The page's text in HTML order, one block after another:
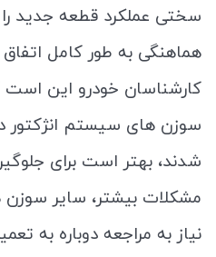
سختی عملکرد قطعه جدید را
هماهنگی به طور کامل اتفاق
کارشناسان خودرو این
سوزن های سیستم انژکتور
شدند، بهتر است برای
مشکلات بیشتر، سایر سوزن
نیاز به مراجعه دوباره به